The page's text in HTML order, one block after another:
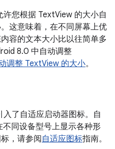
您根据 TextView 的大小自
这意味着，在不同屏幕上优
容的文本大小比以往简单多
8.0 中自动调整
调整 TextView 的大小。
了自适应启动器图标。自
同设备型号上显示各种形
，请参阅 自适应图标指南。